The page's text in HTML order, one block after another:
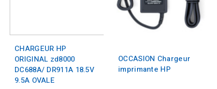
CHARGEUR HP
ORIGINAL zd8000
DC688A/ DR911A 18.5V
9.5A OVALE
OCCASION Chargeur
imprimante HP